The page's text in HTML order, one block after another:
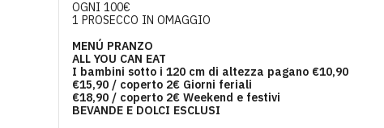
OGNI 100€
1 PROSECCO IN OMAGGIO
MENÚ PRANZO
ALL YOU CAN EAT
I bambini sotto i 120 cm di altezza pagano €10,90
€15,90 / coperto 2€ Giorni feriali
€18,90 / coperto 2€ Weekend e festivi
BEVANDE E DOLCI ESCLUSI